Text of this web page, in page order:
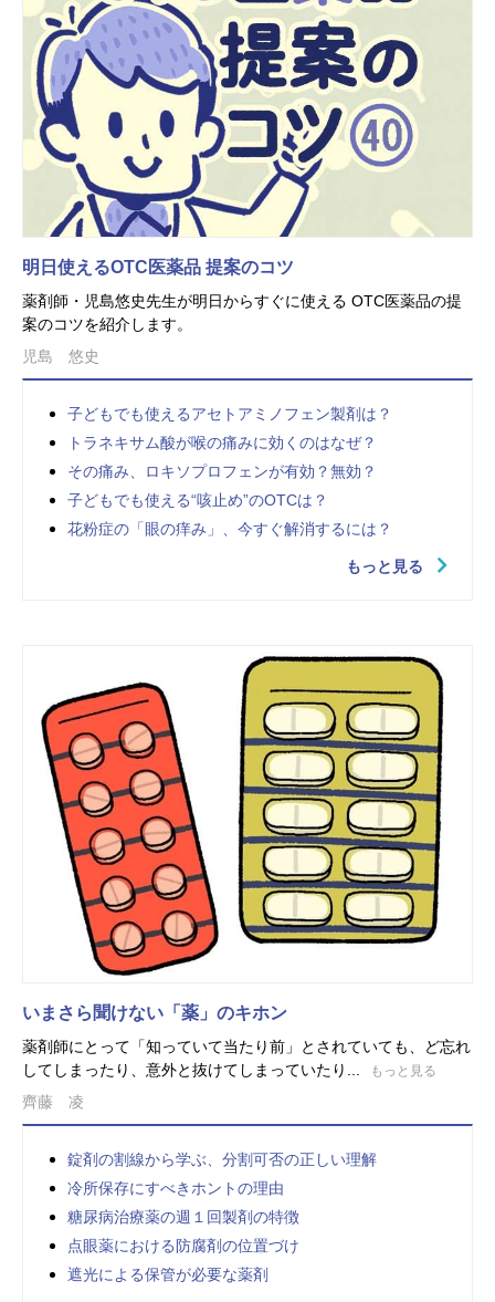
明日使えるOTC医薬品 提案のコツ
薬剤師・児島悠史先生が明日からすぐに使える OTC医薬品の提
案のコツを紹介します。
児島 悠史
子どもでも使えるアセトアミノフェン製剤は？
トラネキサム酸が喉の痛みに効くのはなぜ？
その痛み、ロキソプロフェンが有効？無効？
子どもでも使える“咳止め”のOTCは？
花粉症の「眼の痒み」、今すぐ解消するには？
もっと見る
いまさら聞けない「薬」のキホン
薬剤師にとって「知っていて当たり前」とされていても、ど忘れ
してしまったり、意外と抜けてしまっていたり...
もっと見る
齊藤 凌
錠剤の割線から学ぶ、分割可否の正しい理解
冷所保存にすべきホントの理由
糖尿病治療薬の週１回製剤の特徴
点眼薬における防腐剤の位置づけ
遮光による保管が必要な薬剤